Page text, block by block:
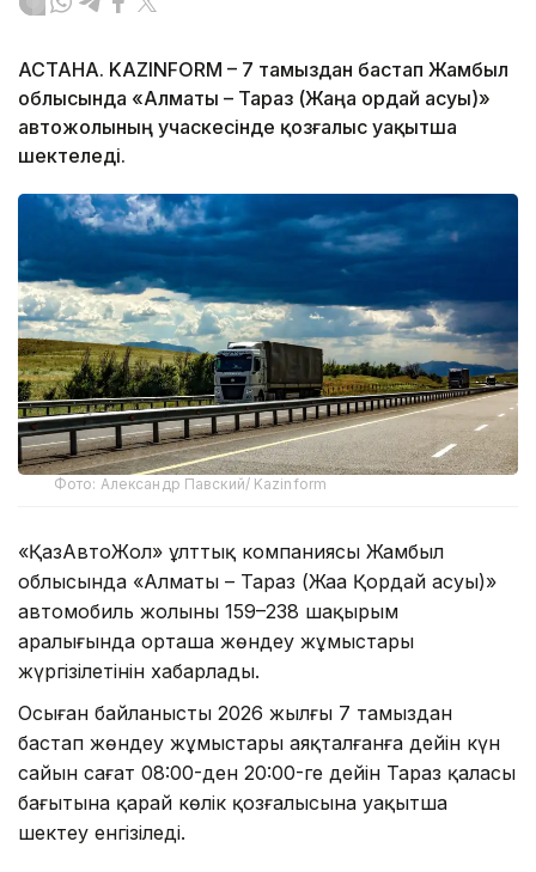
АСТАНА. KAZINFORM – 7 тамыздан бастап Жамбыл
облысында «Алматы – Тараз (Жаңа Қордай асуы)»
автожолының учаскесінде қозғалыс уақытша
шектеледі.
Фото: Александр Павский/ Kazinform
«ҚазАвтоЖол» ұлттық компаниясы Жамбыл
облысында «Алматы – Тараз (Жаңа Қордай асуы)»
автомобиль жолының 159–238 шақырым
аралығында орташа жөндеу жұмыстары
жүргізілетінін хабарлады.
Осыған байланысты 2026 жылғы 7 тамыздан
бастап жөндеу жұмыстары аяқталғанға дейін күн
сайын сағат 08:00-ден 20:00-ге дейін Тараз қаласы
бағытына қарай көлік қозғалысына уақытша
шектеу енгізіледі.